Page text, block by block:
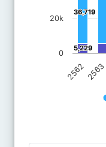
36,719
36,719
5,229
5,229
2562 2563
0
20k